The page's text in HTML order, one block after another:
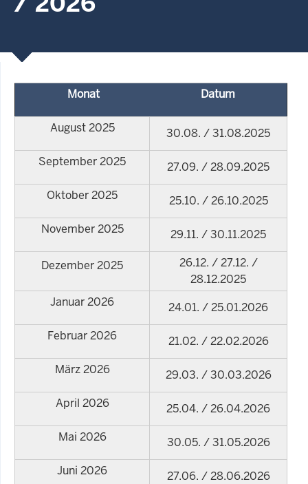
Monat Datum
August 2025
30.08. / 31.08.2025
September 2025
27.09. / 28.09.2025
Oktober 2025
25.10. / 26.10.2025
November 2025
29.11. / 30.11.2025
Dezember 2025
26.12. / 27.12. /
28.12.2025
Januar 2026
24.01. / 25.01.2026
Februar 2026
21.02. / 22.02.2026
März 2026
29.03. / 30.03.2026
April 2026
25.04. / 26.04.2026
Mai 2026
30.05. / 31.05.2026
Juni 2026
27.06. / 28.06.2026